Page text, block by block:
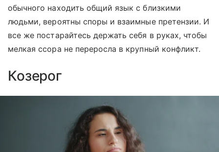
обычного находить общий язык с близкими
людьми, вероятны споры и взаимные претензии. И
все же постарайтесь держать себя в руках, чтобы
мелкая ссора не переросла в крупный конфликт.
Козерог